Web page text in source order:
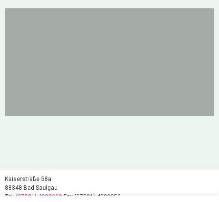
Kaiserstraße 58a
88348 Bad Saulgau
Tel. (07581 ) 4809930 Fax (07581) 4809959